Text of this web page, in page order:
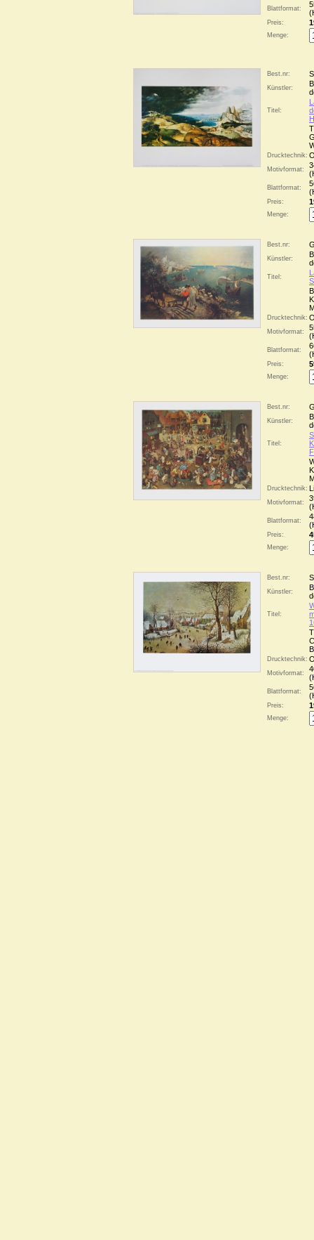
Blattformat:
Preis:
Menge:
Best.nr:
Künstler:
Titel:
Drucktechnik:
Motivformat:
Blattformat:
Preis:
Menge:
Best.nr:
Künstler:
Titel:
Drucktechnik:
Motivformat:
Blattformat:
Preis:
Menge:
Best.nr:
Künstler:
Titel:
Drucktechnik:
Motivformat:
Blattformat:
Preis:
Menge:
Best.nr:
Künstler:
Titel:
Drucktechnik:
Motivformat:
Blattformat:
Preis:
Menge: